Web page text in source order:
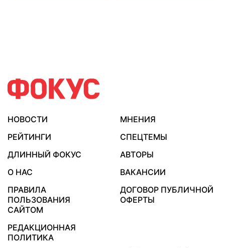
НОВОСТИ
МНЕНИЯ
РЕЙТИНГИ
СПЕЦТЕМЫ
ДЛИННЫЙ ФОКУС
АВТОРЫ
О НАС
ВАКАНСИИ
ПРАВИЛА
ПОЛЬЗОВАНИЯ
САЙТОМ
ДОГОВОР ПУБЛИЧНОЙ
ОФЕРТЫ
РЕДАКЦИОННАЯ
ПОЛИТИКА